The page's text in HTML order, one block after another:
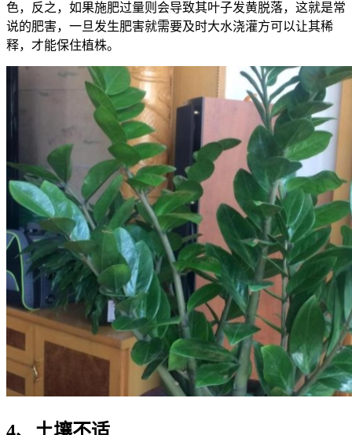
色，反之，如果施肥过量则会导致其叶子发黄脱落，这就是常
说的肥害，一旦发生肥害就需要及时大水浇灌方可以让其稀
释，才能保住植株。